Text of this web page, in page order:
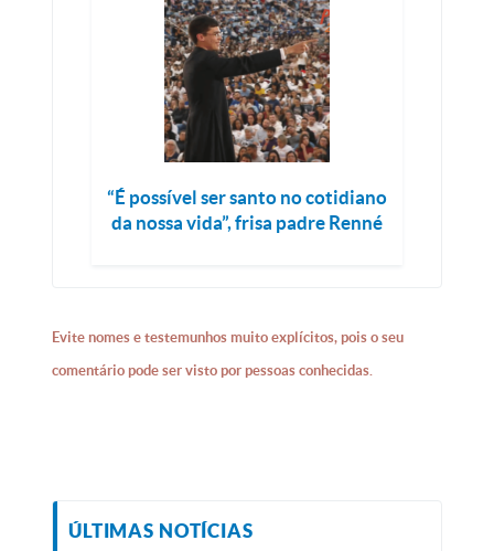
“É possível ser santo no cotidiano
da nossa vida”, frisa padre Renné
Evite nomes e testemunhos muito explícitos, pois o seu
comentário pode ser visto por pessoas conhecidas.
ÚLTIMAS NOTÍCIAS